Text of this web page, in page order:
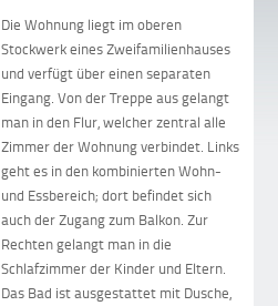
Die Wohnung liegt im oberen
Stockwerk eines Zweifamilienhauses
und verfügt über einen separaten
Eingang. Von der Treppe aus gelangt
man in den Flur, welcher zentral alle
Zimmer der Wohnung verbindet. Links
geht es in den kombinierten Wohn-
und Essbereich; dort befindet sich
auch der Zugang zum Balkon. Zur
Rechten gelangt man in die
Schlafzimmer der Kinder und Eltern.
Das Bad ist ausgestattet mit Dusche,